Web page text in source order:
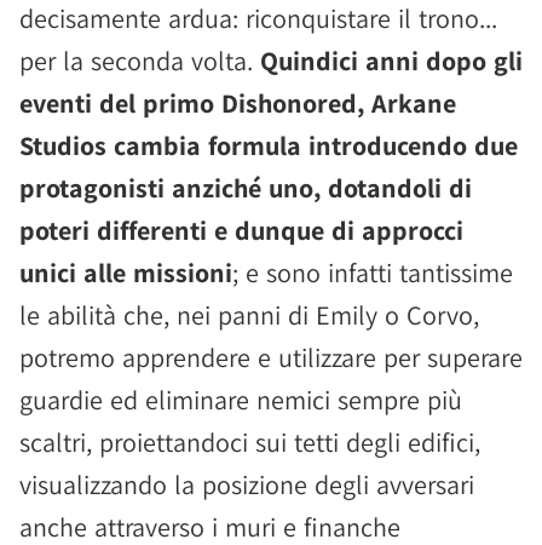
decisamente ardua: riconquistare il trono...
per la seconda volta. Quindici anni dopo gli
eventi del primo Dishonored, Arkane
Studios cambia formula introducendo due
protagonisti anziché uno, dotandoli di
poteri differenti e dunque di approcci
unici alle missioni; e sono infatti tantissime
le abilità che, nei panni di Emily o Corvo,
potremo apprendere e utilizzare per superare
guardie ed eliminare nemici sempre più
scaltri, proiettandoci sui tetti degli edifici,
visualizzando la posizione degli avversari
anche attraverso i muri e finanche